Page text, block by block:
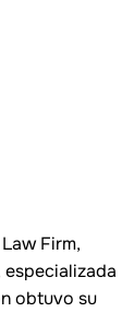
Firm,
especializada
obtuvo su